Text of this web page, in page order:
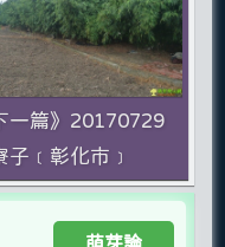
一篇》20170729
子﹝彰化市﹞
萌芽論